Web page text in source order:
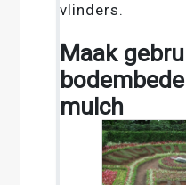
vlinders.
Maak
mulch